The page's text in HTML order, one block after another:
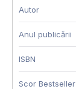
Autor
Anul publicării
ISBN
Scor Bestseller